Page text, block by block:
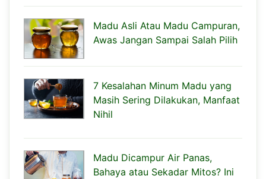
Madu Asli Atau Madu Campuran,
Awas Jangan Sampai Salah Pilih
7 Kesalahan Minum Madu yang
Masih Sering Dilakukan, Manfaat
Nihil
Madu Dicampur Air Panas,
Bahaya atau Sekadar Mitos? Ini